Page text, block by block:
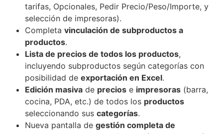
tarifas, Opcionales, Pedir Precio/Peso/Importe, y
selección de impresoras).
Completa vinculación de subproductos a
productos.
Lista de precios de todos los productos,
incluyendo subproductos según categorías con
posibilidad de exportación en Excel.
Edición masiva de precios e impresoras (barra,
cocina, PDA, etc.) de todos los productos
seleccionando sus categorías.
Nueva pantalla de gestión completa de